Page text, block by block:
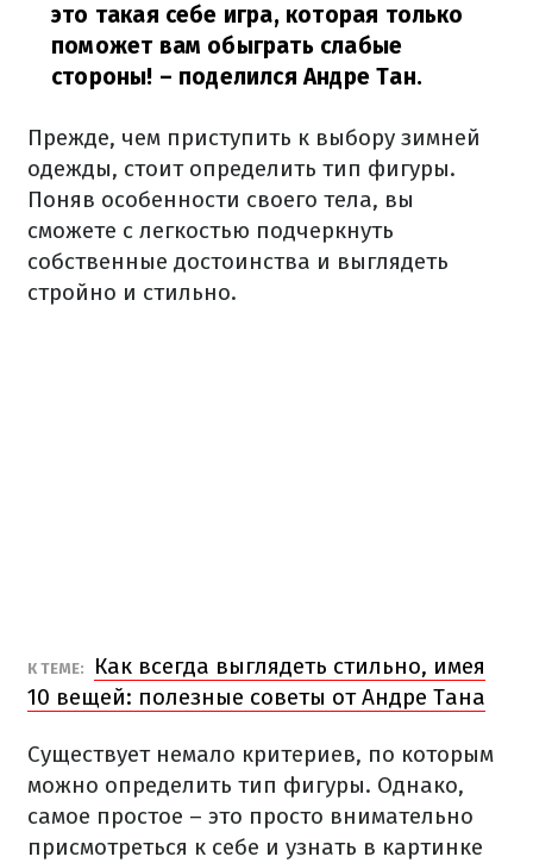
это такая себе игра, которая только
поможет вам обыграть слабые
стороны! – поделился Андре Тан.
Прежде, чем приступить к выбору зимней
одежды, стоит определить тип фигуры.
Поняв особенности своего тела, вы
сможете с легкостью подчеркнуть
собственные достоинства и выглядеть
стройно и стильно.
К ТЕМЕ:
Как всегда выглядеть стильно, имея
10 вещей: полезные советы от Андре Тана
Существует немало критериев, по которым
можно определить тип фигуры. Однако,
самое простое – это просто внимательно
присмотреться к себе и узнать в картинке